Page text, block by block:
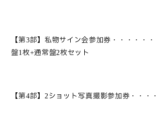
【第3部】私物サイン会参加券・・・・・
盤1 枚+通常盤2枚セット
【第4部】 2 ショット写真撮影参加券・・・